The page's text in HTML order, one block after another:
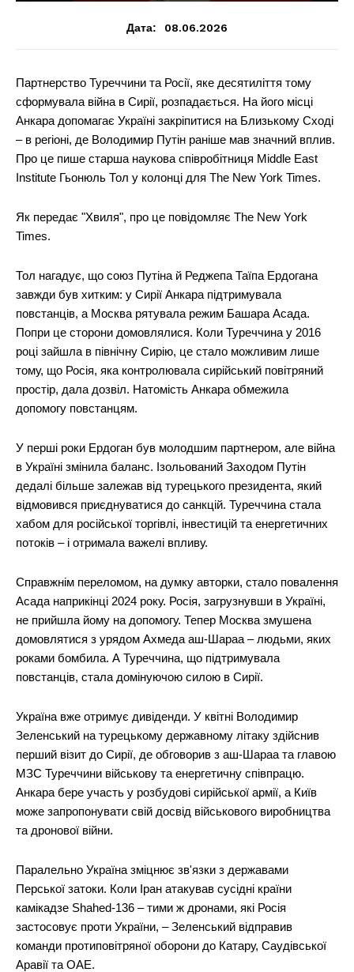
Дата: 08.06.2026
Партнерство Туреччини та Росії, яке десятиліття тому
сформувала війна в Сирії, розпадається. На його місці
Анкара допомагає Україні закріпитися на Близькому Сході
– в регіоні, де Володимир Путін раніше мав значний вплив.
Про це пише старша наукова співробітниця Middle East
Institute Гьонюль Тол у колонці для The New York Times.
Як передає "Хвиля", про це повідомляє The New York
Times.
Тол нагадує, що союз Путіна й Реджепа Таїпа Ердогана
завжди був хитким: у Сирії Анкара підтримувала
повстанців, а Москва рятувала режим Башара Асада.
Попри це сторони домовлялися. Коли Туреччина у 2016
році зайшла в північну Сирію, це стало можливим лише
тому, що Росія, яка контролювала сирійський повітряний
простір, дала дозвіл. Натомість Анкара обмежила
допомогу повстанцям.
У перші роки Ердоган був молодшим партнером, але війна
в Україні змінила баланс. Ізольований Заходом Путін
дедалі більше залежав від турецького президента, який
відмовився приєднуватися до санкцій. Туреччина стала
хабом для російської торгівлі, інвестицій та енергетичних
потоків – і отримала важелі впливу.
Справжнім переломом, на думку авторки, стало повалення
Асада наприкінці 2024 року. Росія, загрузнувши в Україні,
не прийшла йому на допомогу. Тепер Москва змушена
домовлятися з урядом Ахмеда аш-Шараа – людьми, яких
роками бомбила. А Туреччина, що підтримувала
повстанців, стала домінуючою силою в Сирії.
Україна вже отримує дивіденди. У квітні Володимир
Зеленський на турецькому державному літаку здійснив
перший візит до Сирії, де обговорив з аш-Шараа та главою
МЗС Туреччини військову та енергетичну співпрацю.
Анкара бере участь у розбудові сирійської армії, а Київ
може запропонувати свій досвід військового виробництва
та дронової війни.
Паралельно Україна зміцнює зв'язки з державами
Перської затоки. Коли Іран атакував сусідні країни
камікадзе Shahed-136 – тими ж дронами, які Росія
застосовує проти України, – Зеленський відправив
команди протиповітряної оборони до Катару, Саудівської
Аравії та ОАЕ.